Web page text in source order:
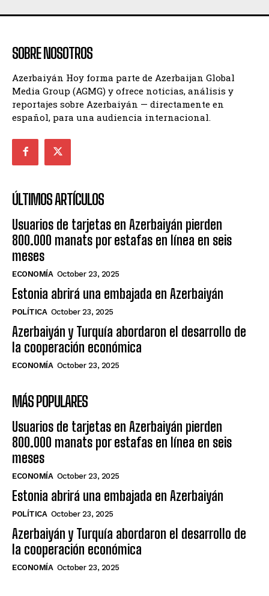
SOBRE NOSOTROS
Azerbaiyán Hoy forma parte de Azerbaijan Global
Media Group (AGMG) y ofrece noticias, análisis y
reportajes sobre Azerbaiyán — directamente en
español, para una audiencia internacional.
ÚLTIMOS ARTÍCULOS
Usuarios de tarjetas en Azerbaiyán pierden
800.000 manats por estafas en línea en seis
meses
ECONOMÍA October 23, 2025
Estonia abrirá una embajada en Azerbaiyán
POLÍTICA October 23, 2025
Azerbaiyán y Turquía abordaron el desarrollo de
la cooperación económica
ECONOMÍA October 23, 2025
MÁS POPULARES
Usuarios de tarjetas en Azerbaiyán pierden
800.000 manats por estafas en línea en seis
meses
ECONOMÍA October 23, 2025
Estonia abrirá una embajada en Azerbaiyán
POLÍTICA October 23, 2025
Azerbaiyán y Turquía abordaron el desarrollo de
la cooperación económica
ECONOMÍA October 23, 2025